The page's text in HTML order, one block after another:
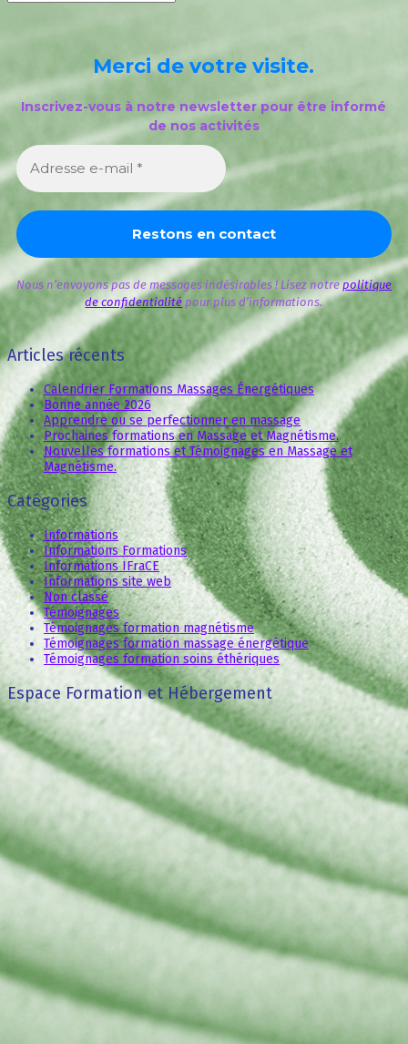
Merci de votre visite.
Inscrivez-vous à notre newsletter pour être informé
de nos activités
Nous n’envoyons pas de messages indésirables ! Lisez notrepolitique
de confidentialité pour plus d’informations.
Articles récents
Calendrier Formations Massages Énergétiques
Bonne année 2026
Apprendre ou se perfectionner en massage
Prochaines formations en Massage et Magnétisme.
Nouvelles formations et Témoignages en Massage et
Magnétisme.
Catégories
Informations
Informations Formations
Informations IFraCE
Informations site web
Non classé
Témoignages
Témoignages formation magnétisme
Témoignages formation massage énergétique
Témoignages formation soins éthériques
Espace Formation et Hébergement